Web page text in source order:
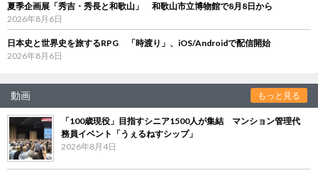
夏季企画展「秀吉・秀長と和歌山」 和歌山市立博物館で8月8日から
2026年8月6日
日本史と世界史を旅するRPG 「時渡り」、iOS/Androidで配信開始
2026年8月6日
動画 もっと見る
「100歳現役」目指すシニア1500人が集結 マンション管理代
務員イベント「うぇるねすシップ」
2026年8月4日